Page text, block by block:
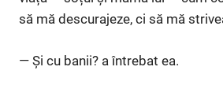
să mă descurajeze, ci să mă
— Și cu banii? a întrebat ea.